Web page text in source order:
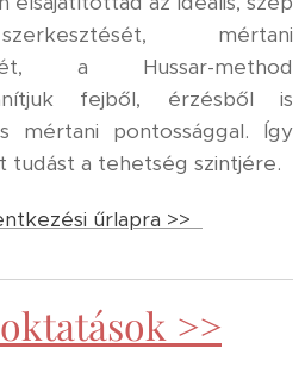
mértani
a Hussar-method
fejből, érzésből is
mértani pontossággal. Így
tudást a tehetség szintjére.
űrlapra >>
>>